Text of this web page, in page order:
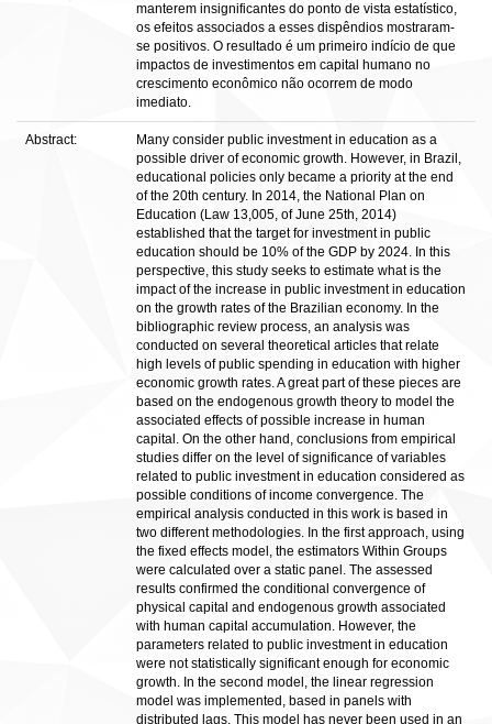
manterem insignificantes do ponto de vista estatístico,
os efeitos associados a esses dispêndios mostraram-
se positivos. O resultado é um primeiro indício de que
impactos de investimentos em capital humano no
crescimento econômico não ocorrem de modo
imediato.
Abstract:
Many consider public investment in education as a
possible driver of economic growth. However, in Brazil,
educational policies only became a priority at the end
of the 20th century. In 2014, the National Plan on
Education (Law 13,005, of June 25th, 2014)
established that the target for investment in public
education should be 10% of the GDP by 2024. In this
perspective, this study seeks to estimate what is the
impact of the increase in public investment in education
on the growth rates of the Brazilian economy. In the
bibliographic review process, an analysis was
conducted on several theoretical articles that relate
high levels of public spending in education with higher
economic growth rates. A great part of these pieces are
based on the endogenous growth theory to model the
associated effects of possible increase in human
capital. On the other hand, conclusions from empirical
studies differ on the level of significance of variables
related to public investment in education considered as
possible conditions of income convergence. The
empirical analysis conducted in this work is based in
two different methodologies. In the first approach, using
the fixed effects model, the estimators Within Groups
were calculated over a static panel. The assessed
results confirmed the conditional convergence of
physical capital and endogenous growth associated
with human capital accumulation. However, the
parameters related to public investment in education
were not statistically significant enough for economic
growth. In the second model, the linear regression
model was implemented, based in panels with
distributed lags. This model has never been used in an